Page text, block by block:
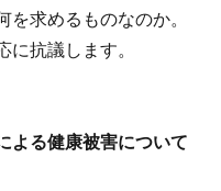
求めるものなのか。
抗議します。
よる健康被害について